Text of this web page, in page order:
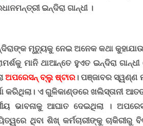
ଇନ୍ଦିରା ଗାନ୍ଧୀ ।
ମୃତ୍ୟୁକୁ ନେଇ ଅନେକ କଥା
ମାନି ଥାଆନ୍ତେ ହୁଏତ ଇନ୍ଦିରା
ଅପରେସନ୍ ବ୍ଲୁ ଷ୍ଟାର । ପଞ୍ଜାବର ସ୍ୱଣ୍ଣ
କରିଥିଲା। ଏ ଗୁଳିକାଣ୍ଡରେ ଖଲିସ୍ତାନୀ
ଭାବନାକୁ ଆଘାତ ଦେଇଥିଲା ।
ଥିବା ଶିଖ୍ କର୍ମଚାରୀଙ୍କୁ ଚାକିରୀରୁ